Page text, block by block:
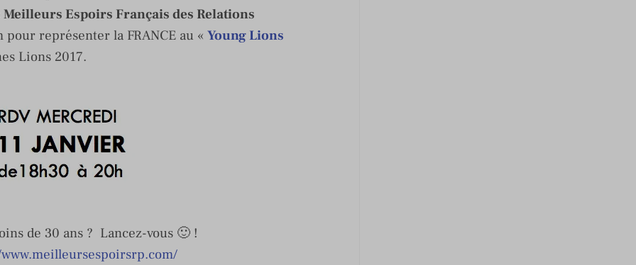
Meilleurs Espoirs Français des Relations
représenter la FRANCE au « Young Lions
Lions 2017.
de 30 ans ? Lancez-vous 🙂 !